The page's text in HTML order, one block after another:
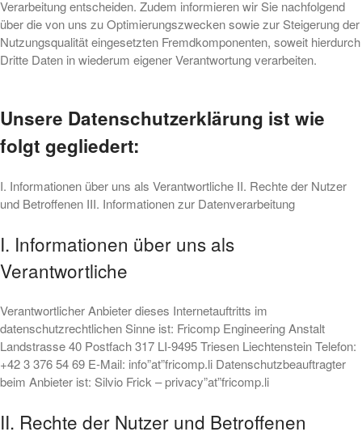
Recent Comments
Keine Kommentare vorhanden.
Verarbeitung entscheiden. Zudem informieren wir Sie nachfolgend
über die von uns zu Optimierungszwecken sowie zur Steigerung der
Nutzungsqualität eingesetzten Fremdkomponenten, soweit hierdurch
Dritte Daten in wiederum eigener Verantwortung verarbeiten.
Unsere Datenschutzerklärung ist wie
folgt gegliedert:
I. Informationen über uns als Verantwortliche II. Rechte der Nutzer
und Betroffenen III. Informationen zur Datenverarbeitung
I. Informationen über uns als
Verantwortliche
Verantwortlicher Anbieter dieses Internetauftritts im
datenschutzrechtlichen Sinne ist: Fricomp Engineering Anstalt
Landstrasse 40 Postfach 317 LI-9495 Triesen Liechtenstein Telefon:
+42 3 376 54 69 E-Mail: info”at”fricomp.li Datenschutzbeauftragter
beim Anbieter ist: Silvio Frick – privacy”at”fricomp.li
II. Rechte der Nutzer und Betroffenen